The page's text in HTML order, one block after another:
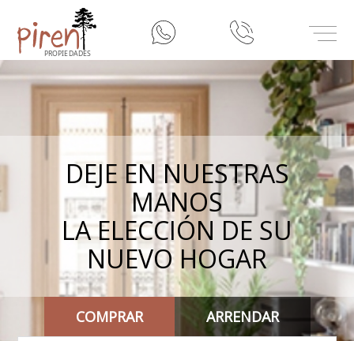
inicio
Misión
Nuestros Servicios
Contacto
DEJE EN NUESTRAS
MANOS
LA ELECCIÓN DE SU
NUEVO HOGAR
COMPRAR ARRENDAR